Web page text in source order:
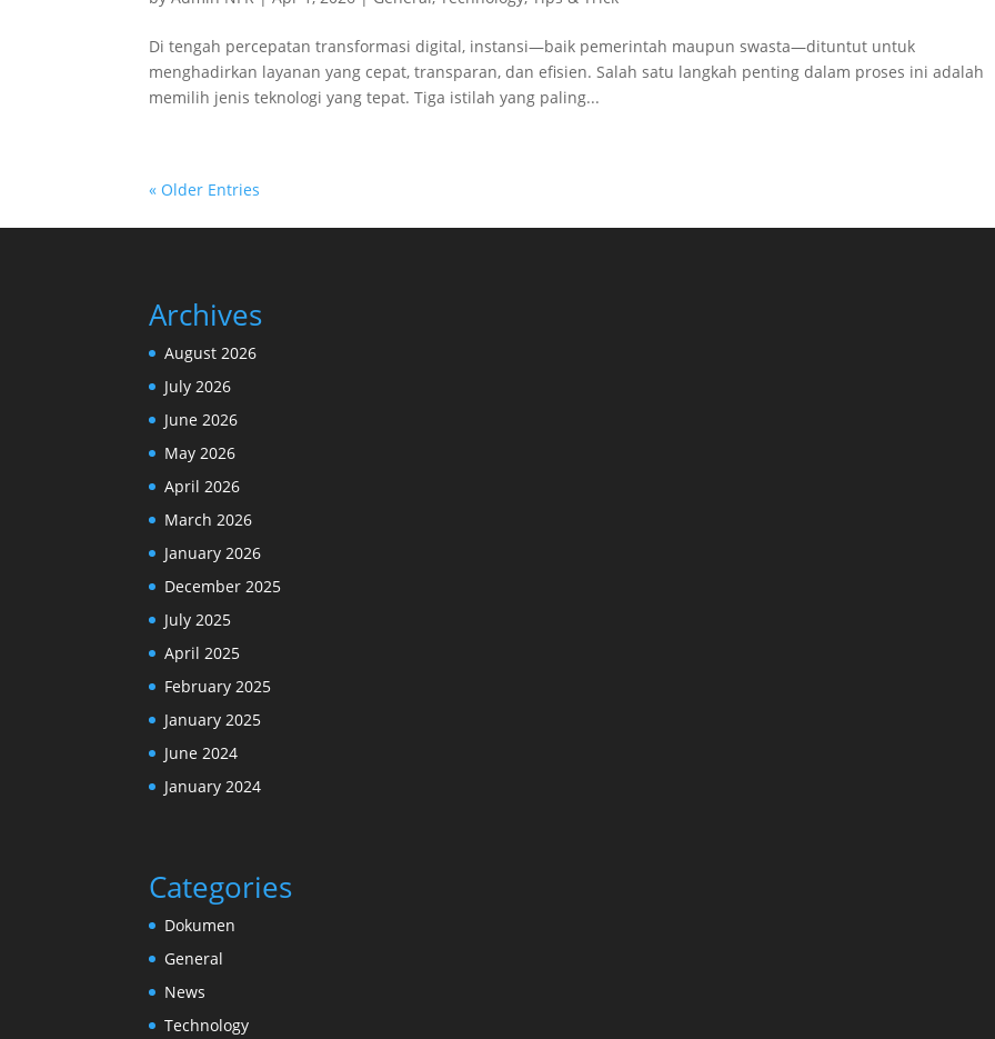
Di tengah percepatan transformasi digital, instansi—baik pemerintah maupun swasta—dituntut untuk
menghadirkan layanan yang cepat, transparan, dan efisien. Salah satu langkah penting dalam proses ini adalah
memilih jenis teknologi yang tepat. Tiga istilah yang paling...
« Older Entries
Archives
August 2026
July 2026
June 2026
May 2026
April 2026
March 2026
January 2026
December 2025
July 2025
April 2025
February 2025
January 2025
June 2024
January 2024
Categories
Dokumen
General
News
Technology